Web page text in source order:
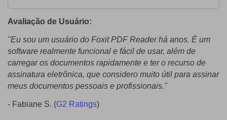
Avaliação de Usuário:
"Eu sou um usuário do Foxit PDF Reader há anos. É um
software realmente funcional e fácil de usar, além de
carregar os documentos rapidamente e ter o recurso de
assinatura eletrônica, que considero muito útil para assinar
meus documentos pessoais e profissionais."
- Fabiane S. (G2 Ratings)